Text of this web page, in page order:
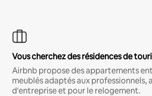
Vous cherchez des résidences de
Airbnb propose des appartements
meublés adaptés aux professionnels,
d'entreprise et pour le relogement.